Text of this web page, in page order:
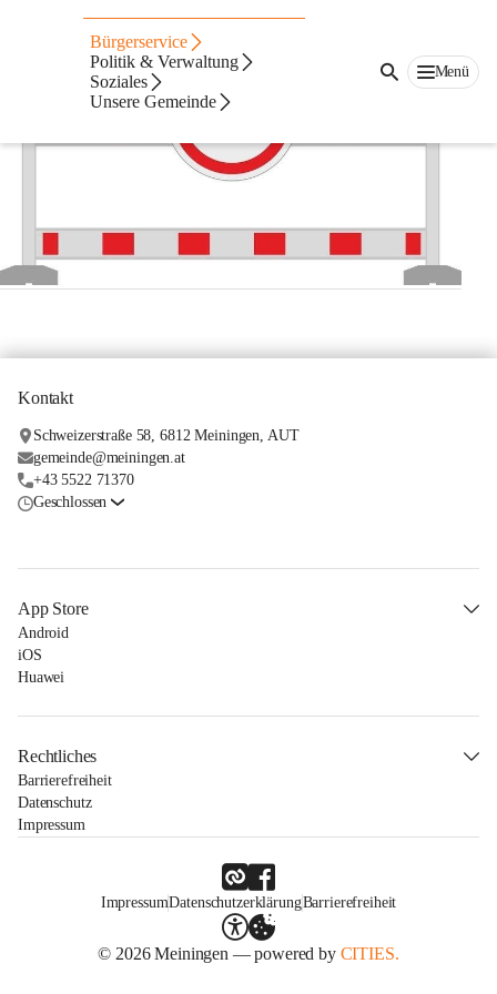
Bürgerservice
Politik & Verwaltung
Soziales
Unsere Gemeinde
Menü
Straßensperren
Kontakt
Schweizerstraße 58, 6812 Meiningen, AUT
gemeinde@meiningen.at
+43 5522 71370
Geschlossen
App Store
Android
iOS
Huawei
Rechtliches
Barrierefreiheit
Datenschutz
Impressum
ImpressumDatenschutzerklärungBarrierefreiheit
© 2026 Meiningen — powered by CITIES.